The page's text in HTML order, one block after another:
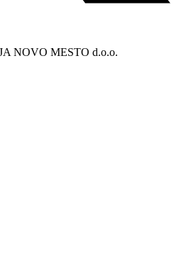
NOVO MESTO d.o.o.